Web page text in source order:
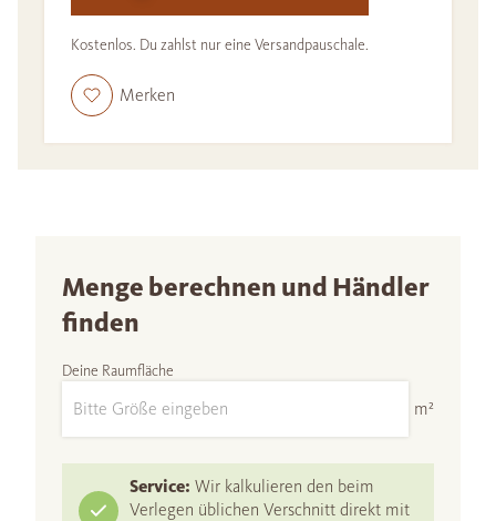
Kostenlos. Du zahlst nur eine Versandpauschale.
Merken
Menge berechnen und Händler
finden
Deine Raumfläche
m²
Service: Wir kalkulieren den beim
Verlegen üblichen Verschnitt direkt mit